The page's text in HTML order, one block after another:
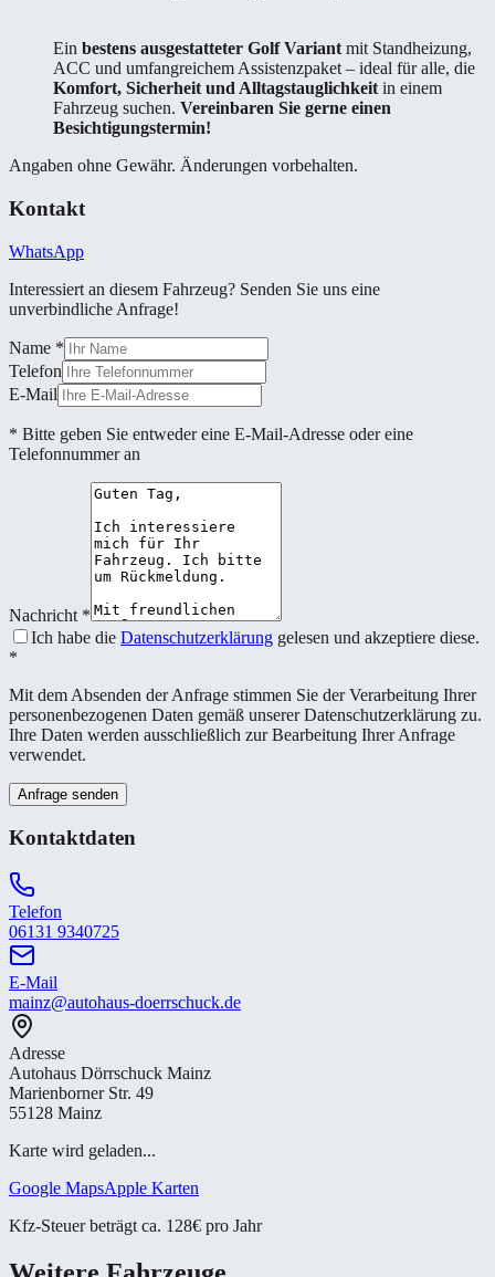
Ein bestens ausgestatteter Golf Variant mit Standheizung,
ACC und umfangreichem Assistenzpaket – ideal für alle, die
Komfort, Sicherheit und Alltagstauglichkeit in einem
Fahrzeug suchen. Vereinbaren Sie gerne einen
Besichtigungstermin!
Angaben ohne Gewähr. Änderungen vorbehalten.
Kontakt
WhatsApp
Interessiert an diesem Fahrzeug? Senden Sie uns eine
unverbindliche Anfrage!
Name *
Telefon
E-Mail
* Bitte geben Sie entweder eine E-Mail-Adresse oder eine
Telefonnummer an
Nachricht *
Ich habe die Datenschutzerklärung gelesen und akzeptiere diese.
*
Mit dem Absenden der Anfrage stimmen Sie der Verarbeitung Ihrer
personenbezogenen Daten gemäß unserer Datenschutzerklärung zu.
Ihre Daten werden ausschließlich zur Bearbeitung Ihrer Anfrage
verwendet.
Anfrage senden
Kontaktdaten
Telefon
06131 9340725
E-Mail
mainz@autohaus-doerrschuck.de
Adresse
Autohaus Dörrschuck Mainz
Marienborner Str. 49
55128 Mainz
Karte wird geladen...
Google MapsApple Karten
Kfz-Steuer beträgt ca. 128€ pro Jahr